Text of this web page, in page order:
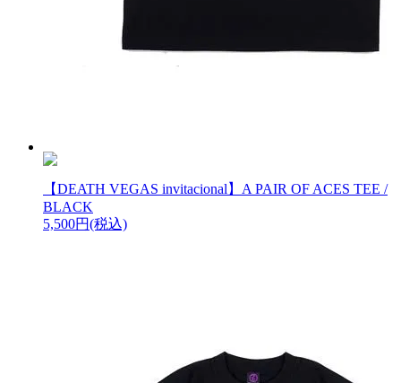
【DEATH VEGAS invitacional】A PAIR OF ACES TEE /
BLACK
5,500円(税込)